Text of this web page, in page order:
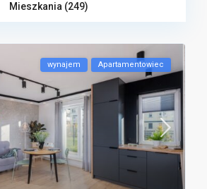
Mieszkania (249)
wynajem Apartamentowiec